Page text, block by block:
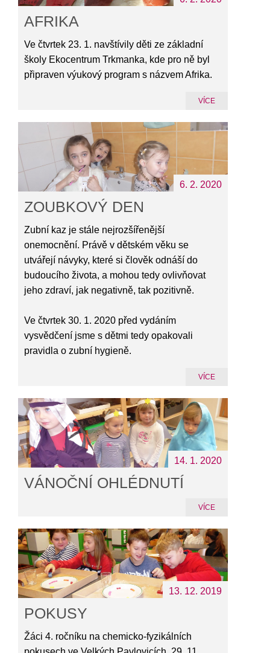
AFRIKA
Ve čtvrtek 23. 1. navštívily děti ze základní
školy Ekocentrum Trkmanka, kde pro ně byl
připraven výukový program s názvem Afrika.
VÍCE
6. 2. 2020
ZOUBKOVÝ DEN
Zubní kaz je stále nejrozšířenější
onemocnění. Právě v dětském věku se
utvářejí návyky, které si člověk odnáší do
budoucího života, a mohou tedy ovlivňovat
jeho zdraví, jak negativně, tak pozitivně.
Ve čtvrtek 30. 1. 2020 před vydáním
vysvědčení jsme s dětmi tedy opakovali
pravidla o zubní hygieně.
VÍCE
14. 1. 2020
VÁNOČNÍ OHLÉDNUTÍ
VÍCE
13. 12. 2019
POKUSY
Žáci 4. ročníku na chemicko-fyzikálních